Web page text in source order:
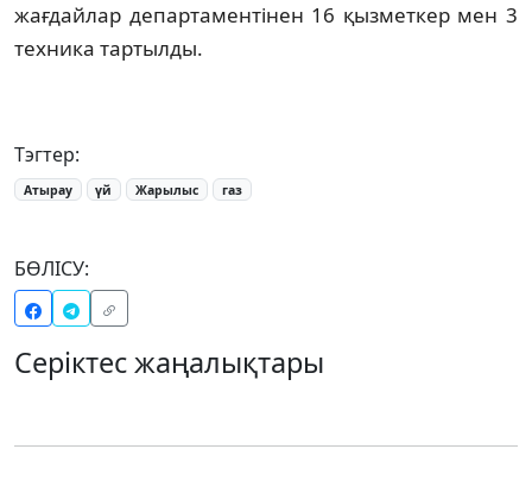
жағдайлар департаментінен 16 қызметкер мен 3
техника тартылды.
Тэгтер:
Атырау үй Жарылыс газ
БӨЛІСУ:
Серіктес жаңалықтары